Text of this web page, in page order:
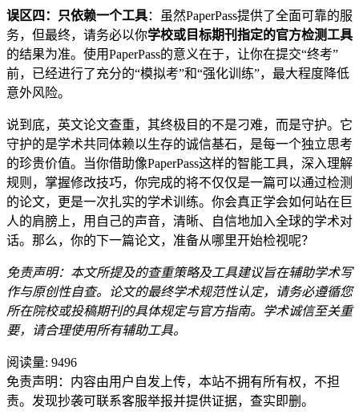
误区四：只依赖一个工具：虽然PaperPass提供了全面可靠的服
务，但最终，请务必以你学校或目标期刊指定的官方检测工具
的结果为准。使用PaperPass的意义在于，让你在提交“终考”
前，已经进行了充分的“模拟考”和“强化训练”，最大程度降低
意外风险。
说到底，英文论文查重，其终极目的不是刁难，而是守护。它
守护的是学术共同体赖以生存的诚信基石，是每一个独立思考
的珍贵价值。当你借助像PaperPass这样的智能工具，深入理解
规则，掌握修改技巧，你完成的将不仅仅是一篇可以通过检测
的论文，更是一次扎实的学术训练。你会真正学会如何站在巨
人的肩膀上，用自己的声音，清晰、自信地加入全球的学术对
话。那么，你的下一篇论文，准备从哪里开始检视呢？
免责声明：本文所提及的查重策略及工具建议旨在辅助学术写
作与原创性自查。论文的最终学术规范性认定，请务必遵循您
所在院校或投稿期刊的具体规定与官方指南。学术诚信至关重
要，请合理使用所有辅助工具。
阅读量: 9496
免责声明：内容由用户自发上传，本站不拥有所有权，不担
责。发现抄袭可联系客服举报并提供证据，查实即删。